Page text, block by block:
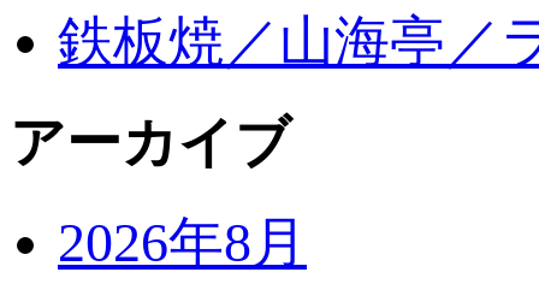
鉄板焼／山海亭／
アーカイブ
2026年8月